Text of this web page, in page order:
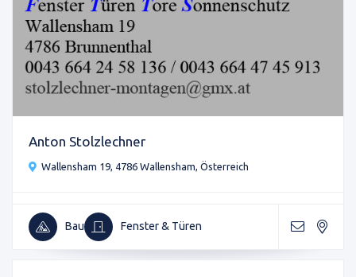
Anton Stolzlechner
Wallensham 19, 4786 Wallensham, Österreich
Bau Fenster & Türen